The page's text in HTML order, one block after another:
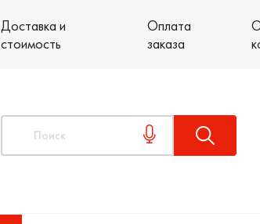
Доставка и
стоимость
Оплата
заказа